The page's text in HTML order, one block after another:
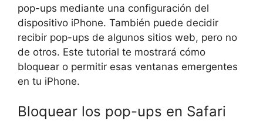
pop-ups mediante una configuración del
dispositivo iPhone. También puede decidir
recibir pop-ups de algunos sitios web, pero no
de otros. Este tutorial te mostrará cómo
bloquear o permitir esas ventanas emergentes
en tu iPhone.
Bloquear los pop-ups en Safari